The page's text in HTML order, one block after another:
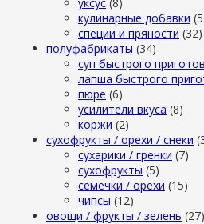
кулинарные добавки
специи и пряности (32)
полуфабрикаты (34)
суп быстрого
лапша быстрого
пюре (6)
усилители вкуса (8)
коржи (2)
сухофрукты / орехи / снеки
сухарики / гренки (7)
сухофрукты (5)
семечки / орехи (15)
чипсы (12)
овощи / фрукты / зелень (27)